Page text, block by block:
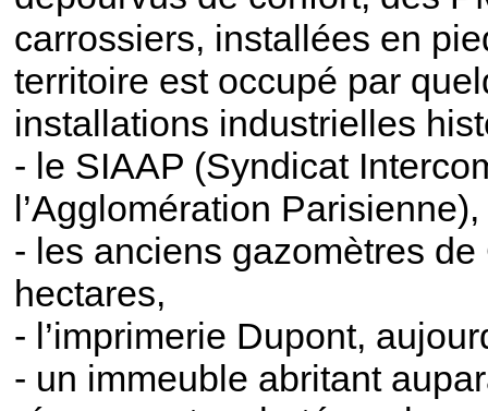
carrossiers, installées en
territoire est occupé par
installations industrielles
- le SIAAP (Syndicat
l’Agglomération Parisienne),
- les anciens gazomètres
hectares,
- l’imprimerie Dupont,
- un immeuble abritant